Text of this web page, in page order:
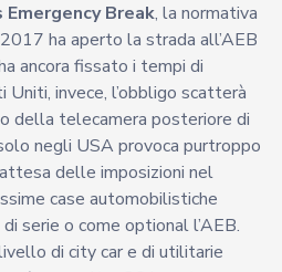
Break, la normativa
ha aperto la strada all’AEB
ancora fissato i tempi di
invece, l’obbligo scatterà
della telecamera posteriore di
negli USA provoca purtroppo
delle imposizioni nel
case automobilistiche
serie o come optional l’AEB.
di city car e di utilitarie